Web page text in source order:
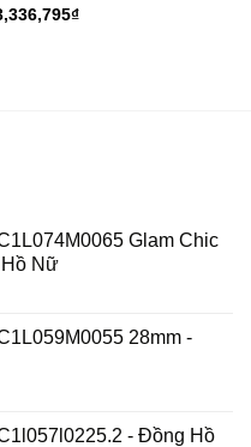
₫
Glam Chic
Nữ
28mm -
- Đồng Hồ